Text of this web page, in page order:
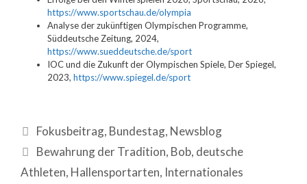
https://www.sportschau.de/olympia
Analyse der zukünftigen Olympischen Programme,
Süddeutsche Zeitung, 2024,
https://www.sueddeutsche.de/sport
IOC und die Zukunft der Olympischen Spiele, Der Spiegel,
2023, https://www.spiegel.de/sport
Fokusbeitrag, Bundestag, Newsblog
Bewahrung der Tradition, Bob, deutsche
Athleten, Hallensportarten, Internationales